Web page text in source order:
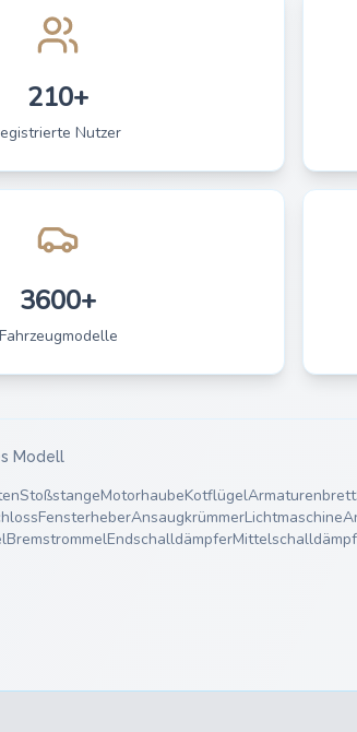
210+
Nutzer
3600+
Fahrzeugmodelle
Modell
StoßstangeMotorhaubeKotflügelArmaturenbrett
FensterheberAnsaugkrümmerLichtmaschine
BremstrommelEndschalldämpfer